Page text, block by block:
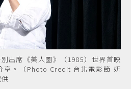
出席《美人圖》（1985）世界首映
享。（Photo Credit 台北電影節 妍